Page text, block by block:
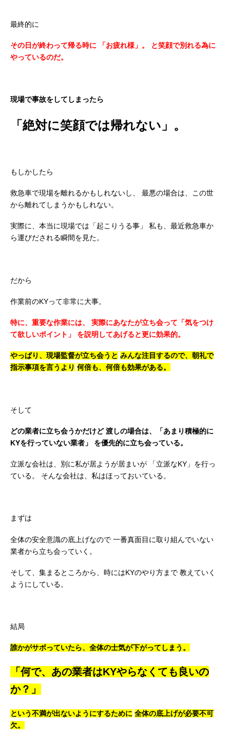
最終的に
その日が終わって帰る時に 「お疲れ様」。
と笑顔で別れる為に
やっているのだ。
現場で事故をしてしまったら
「絶対に笑顔では帰れない」。
もしかしたら
救急車で現場を離れるかもしれないし、
最悪の場合は、この世
から離れてしまうかもしれない。
実際に、本当に現場では「起こりうる事」
私も、最近救急車か
ら運びだされる瞬間を見た。
だから
作業前のKYって非常に大事。
特に、重要な作業には、
実際にあなたが立ち会って「気をつけ
て欲しいポイント」
を説明してあげると更に効果的。
やっぱり、現場監督が立ち会うと みんな注目するので、朝礼で
指示事項を言うより 何倍も、何倍も効果がある。
そして
どの業者に立ち会うかだけど 渡しの場合は、「あまり積極的に
KYを行っていない業者」
を優先的に立ち会っている。
立派な会社は、別に私が居ようが居まいが 「立派なKY」を行っ
ている。
そんな会社は、私はほっておいている。
まずは
全体の安全意識の底上げなので 一番真面目に取り組んでいない
業者から立ち会っていく。
そして、集まるところから、時にはKYのやり方まで 教えていく
ようにしている。
結局
誰かがサボっていたら、全体の士気が下がってしまう。
「何で、あの業者はKYやらなくても良いの
か？」
という不満が出ないようにするために 全体の底上げが必要不可
欠。